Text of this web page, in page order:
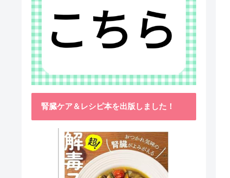
腎臓ケア＆レシピ本を出版しました！